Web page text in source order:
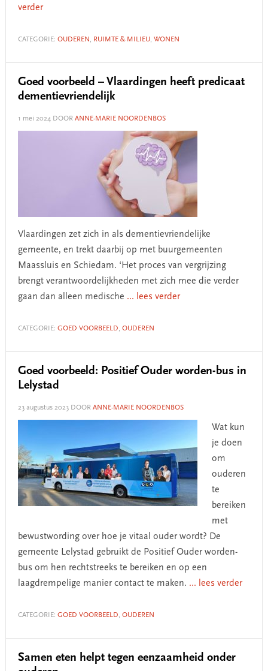
verder
CATEGORIE: OUDEREN , RUIMTE & MILIEU, WONEN
Goed voorbeeld – Vlaardingen heeft predicaat
dementievriendelijk
1 mei 2024DOOR ANNE-MARIE NOORDENBOS
Vlaardingen zet zich in als dementievriendelijke
gemeente, en trekt daarbij op met buurgemeenten
Maassluis en Schiedam. ‘Het proces van vergrijzing
brengt verantwoordelijkheden met zich mee die verder
gaan dan alleen medische ... lees verder
CATEGORIE: GOED VOORBEELD, OUDEREN
Goed voorbeeld: Positief Ouder worden-bus in
Lelystad
23 augustus 2023DOOR ANNE-MARIE NOORDENBOS
Wat kun
je doen
om
ouderen
te
bereiken
met
bewustwording over hoe je vitaal ouder wordt? De
gemeente Lelystad gebruikt de Positief Ouder worden-
bus om hen rechtstreeks te bereiken en op een
laagdrempelige manier contact te maken. ... lees verder
CATEGORIE: GOED VOORBEELD, OUDEREN
Samen eten helpt tegen eenzaamheid onder